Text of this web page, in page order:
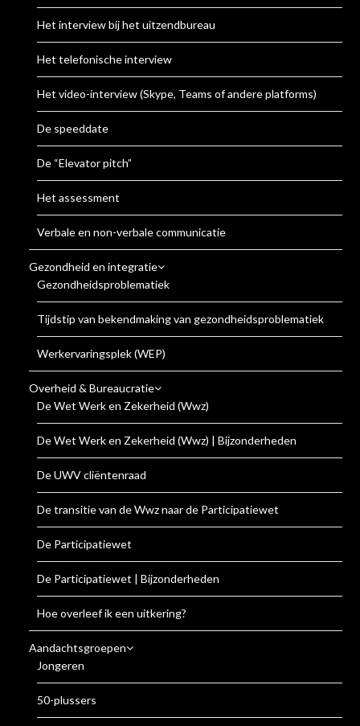
Het interview bij het uitzendbureau
Het telefonische interview
Het video-interview (Skype, Teams of andere platforms)
De speeddate
De “Elevator pitch”
Het assessment
Verbale en non-verbale communicatie
Gezondheid en integratie
Gezondheidsproblematiek
Tijdstip van bekendmaking van gezondheidsproblematiek
Werkervaringsplek (WEP)
Overheid & Bureaucratie
De Wet Werk en Zekerheid (Wwz)
De Wet Werk en Zekerheid (Wwz) | Bijzonderheden
De UWV cliëntenraad
De transitie van de Wwz naar de Participatiewet
De Participatiewet
De Participatiewet | Bijzonderheden
Hoe overleef ik een uitkering?
Aandachtsgroepen
Jongeren
50-plussers